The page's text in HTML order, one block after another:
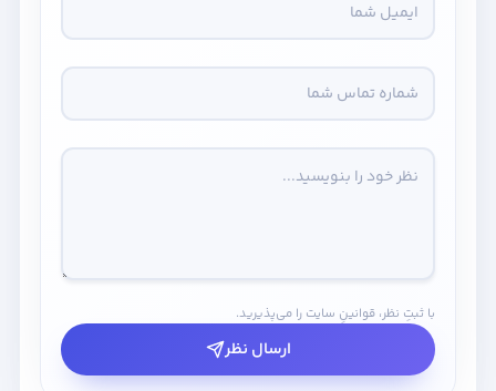
با ثبتِ نظر، قوانینِ سایت را می‌پذیرید.
ارسال نظر